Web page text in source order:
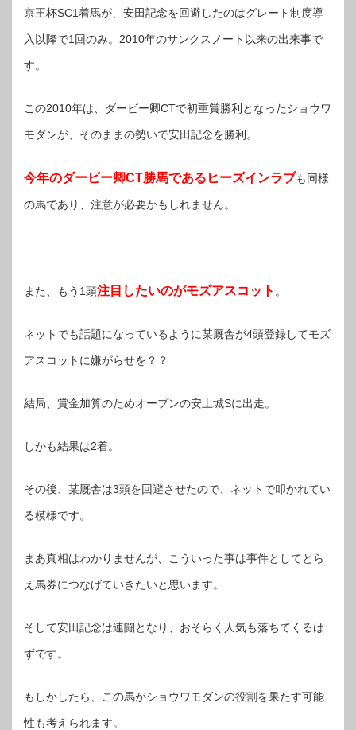
京王杯SC1着馬が、安田記念を回避したのはグレート制度導
入以降で1回のみ。2010年のサンクスノート以来の出来事で
す。
この2010年は、ダービー卿CTで初重賞勝利となったショウワ
モダンが、そのままの勢いで安田記念を勝利。
今年のダービー卿CT勝馬であるヒーズインラブも同様
の馬であり、注意が必要かもしれません。
また、もう1頭注目したいのがモズアスコット 。
ネットでも話題になっているように某厩舎が4頭登録してモズ
アスコットに嫌がらせを？？
結局、賞金加算のためオープンの安土城Sに出走。
しかも結果は2着。
その後、某厩舎は3頭を回避させたので、ネットで叩かれてい
る模様です。
まあ真相はわかりませんが、こういった事は事件としてとら
え馬券につなげていきたいと思います。
そして安田記念は連闘となり、おそらく人気も落ちてくるは
ずです。
もしかしたら、この馬がショウワモダンの役割を果たす可能
性も考えられます。